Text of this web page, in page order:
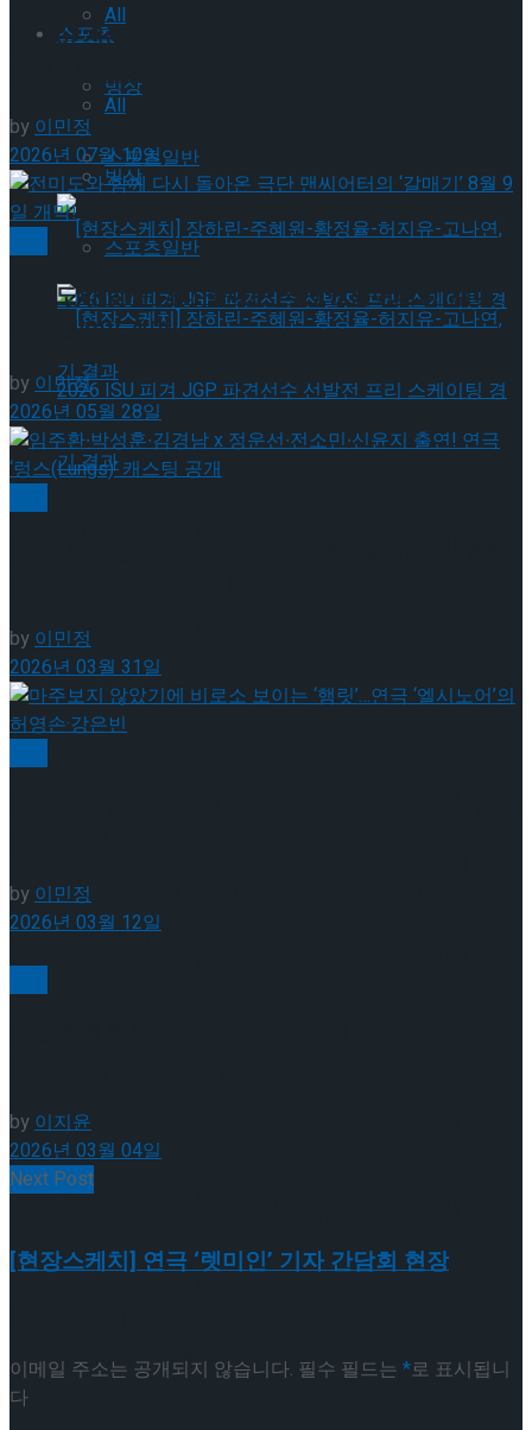
All
빙상
스포츠일반
[현장스케치] 장하린-주혜원-황정율-허지유-
이팅 경기 결과
[현장스케치] 김민송-문지원-정수빈-이효원-
최진아, 2026 ISU 피겨 JGP 파견선수 선발전
프리 스케이팅 경기 결과
Trending Tags
스포츠
All
빙상
스포츠일반
고나연, 2026 ISU 피겨 JGP 파견선수 선발전
프리 스케이팅 경기 결과
[현장스케치] 이규리-전효은-김지유-박하영,
프리 스케이팅 경기 결과
말없이 전하는 기억의 여정…’네이처 오브 포겟팅’ 세
번째 시즌으로 돌아온다
by이민정
2026년 07월 10일
전미도와 함께 다시 돌아온 극단 맨씨어터의 ‘갈매
기’ 8월 9일 개막!
by 이민정
2026년 05월 28일
by이민정
2026년 03월 31일
by이민정
2026년 03월 12일
by이지윤
2026년 03월 04일
Next Post
[현장스케치] 연극 ‘렛미인’ 기자 간담회 현장
이메일 주소는 공개되지 않습니다. 필수 필드는 *로 표시됩니
다